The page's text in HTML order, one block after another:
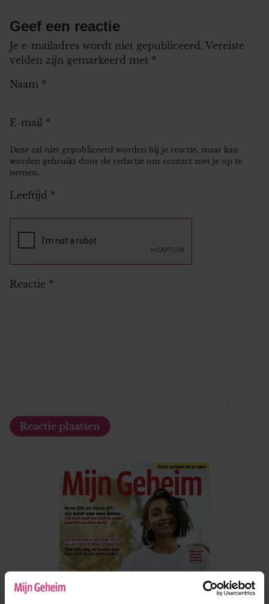
Geef een reactie
Je e-mailadres wordt niet gepubliceerd. Vereiste
velden zijn gemarkeerd met *
Naam *
E-mail *
Deze zal niet gepubliceerd worden bij je reactie, maar kan
worden gebruikt door de redactie om contact met je op te
nemen.
Leeftijd *
Reactie *